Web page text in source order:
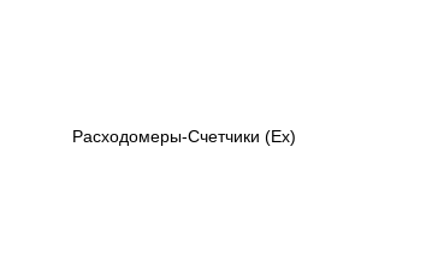
Расходомеры-Счетчики (Ex)